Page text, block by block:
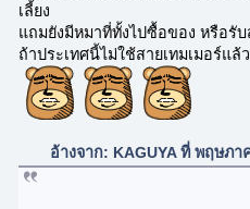
เลี้ยง
แถมยังมีหมาที่ทั้งไปซื้อของ หรือรั
ถ้าประเทศนี้ไม่ใช้สายเทมเมอร์แ
อ้างจาก: KAGUYA ที่ พฤษภ